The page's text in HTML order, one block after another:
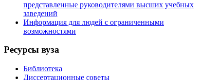
представленные руководителями высших учебных
заведений
Информация для людей с ограниченными
возможностями
Ресурсы вуза
Библиотека
Диссертационные советы